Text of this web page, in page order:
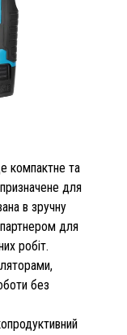
компактне та
для
в зручну
для
робіт.
без